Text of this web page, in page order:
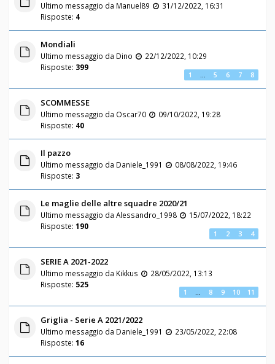
Ultimo messaggio da Manuel89
31/12/2022, 16:31
Risposte: 4
Mondiali
Ultimo messaggio da Dino
22/12/2022, 10:29
Risposte: 399
1 … 5 6 7 8
SCOMMESSE
Ultimo messaggio da Oscar70
09/10/2022, 19:28
Risposte: 40
Il pazzo
Ultimo messaggio da Daniele_1991
08/08/2022, 19:46
Risposte: 3
Le maglie delle altre squadre 2020/21
Ultimo messaggio da Alessandro_1998
15/07/2022, 18:22
Risposte: 190
1 2 3 4
SERIE A 2021-2022
Ultimo messaggio da Kikkus
28/05/2022, 13:13
Risposte: 525
1 … 8 9 10 11
Griglia - Serie A 2021/2022
Ultimo messaggio da Daniele_1991
23/05/2022, 22:08
Risposte: 16